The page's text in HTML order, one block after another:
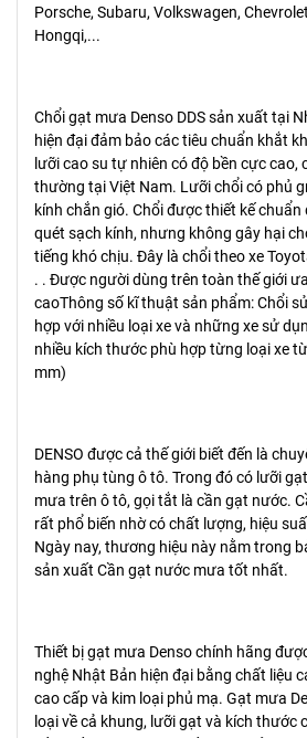
Porsche, Subaru, Volkswagen,
Hongqi,...
Chổi gạt mưa Denso DDS sản xuất tại
hiện đại đảm bảo các tiêu chuẩn khắt
lưỡi cao su tự nhiên có độ bền cực
thường tại Việt Nam. Lưỡi chổi có phủ
kính chắn gió. Chổi được thiết kế
quét sạch kính, nhưng không gây hại
tiếng khó chịu. Đây là chổi theo xe
. . Được người dùng trên toàn thế giới
caoThông số kĩ thuật sản phẩm: Chổi
hợp với nhiều loại xe và những xe sử
nhiều kích thước phù hợp từng loại xe
mm)
DENSO được cả thế giới biết đến là
hàng phụ tùng ô tô. Trong đó có lưỡi
mưa trên ô tô, gọi tắt là cần gạt nước.
rất phổ biến nhờ có chất lượng, hiệu
Ngày nay, thương hiệu này nằm trong
sản xuất Cần gạt nước mưa tốt nhất.
Thiết bị gạt mưa Denso chính hãng
nghệ Nhật Bản hiện đại bằng chất liệu
cao cấp và kim loại phủ mạ. Gạt mưa
loại về cả khung, lưỡi gạt và kích thước